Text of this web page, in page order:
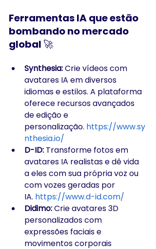
Ferramentas IA que estão
bombando no mercado
global 🚀
Synthesia: Crie vídeos com
avatares IA em diversos
idiomas e estilos. A plataforma
oferece recursos avançados
de edição e
personalização. https://www.sy
nthesia.io/
D-ID: Transforme fotos em
avatares IA realistas e dê vida
a eles com sua própria voz ou
com vozes geradas por
IA. https://www.d-id.com/
Didimo: Crie avatares 3D
personalizados com
expressões faciais e
movimentos corporais